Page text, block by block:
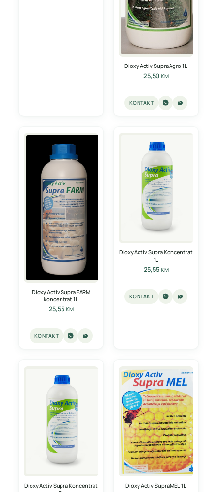
Dioxy Activ Supra Agro 1L
25,50KM
KONTAKT
Dioxy Activ Supra FARM
koncentrat 1L
25,55 KM
KONTAKT
Dioxy Activ Supra Koncentrat
1L
25,55 KM
KONTAKT
Dioxy Activ Supra Koncentrat
Dioxy Activ Supra MEL 1L